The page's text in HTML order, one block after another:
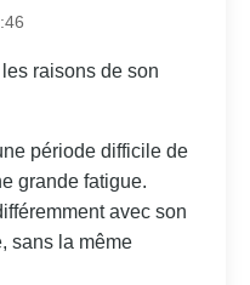
raisons de son
période difficile de
grande fatigue.
avec son
sans la même